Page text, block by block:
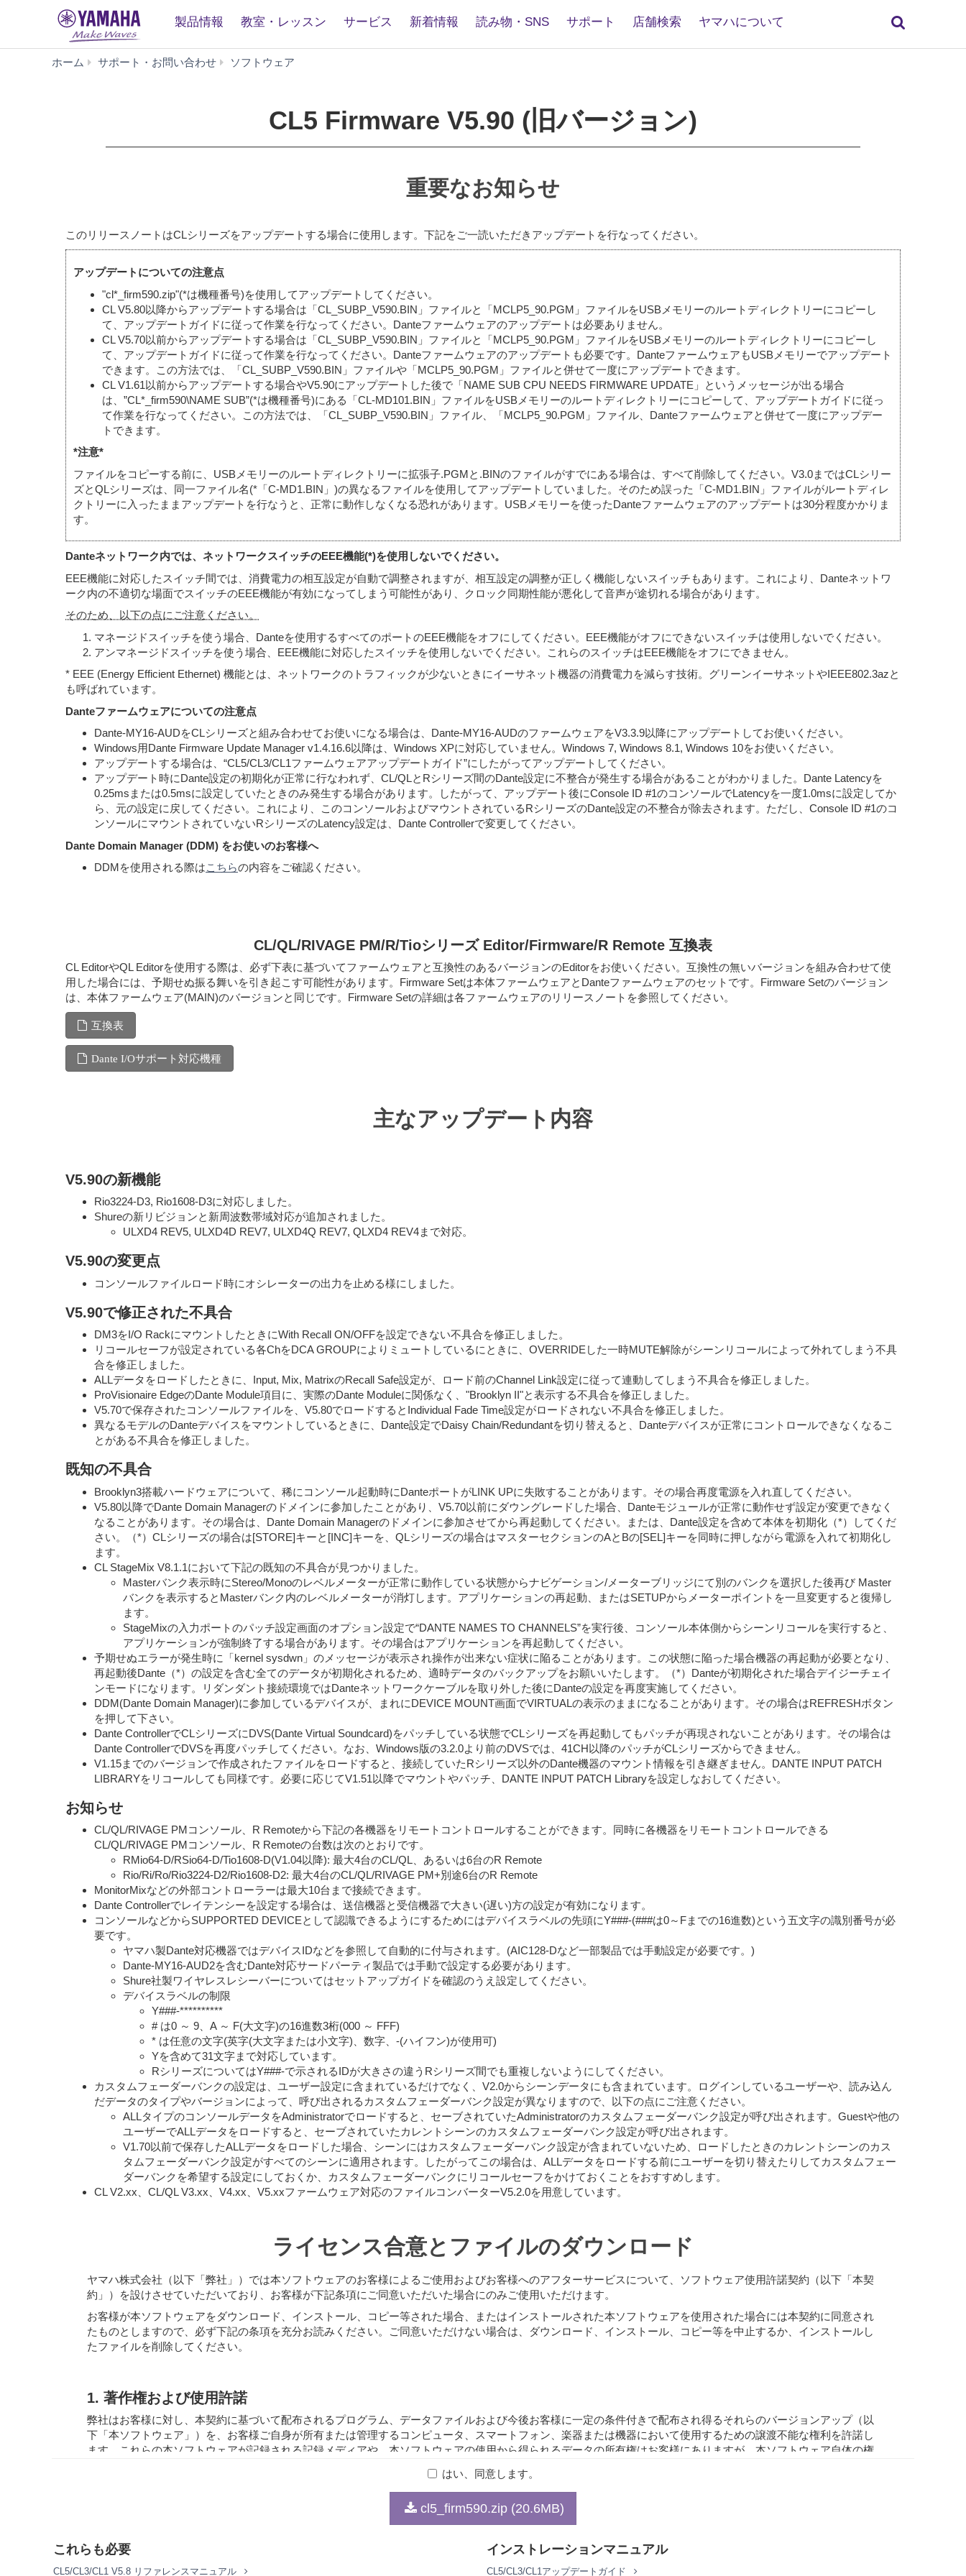
製品情報 教室・レッスン サービス 新着情報 読み物・SNS サポート 店舗検索 ヤマハについて
ホーム サポート・お問い合わせ ソフトウェア
バ
CL5 Firmware V5.90 (旧バージョン)
重要なお知らせ
このリリースノートはCLシリーズをアップデートする場合に使用します。下記をご一読いただきアップデートを行なってください。
アップデートについての注意点
"cl*_firm590.zip"(*は機種番号)を使用してアップデートしてください。
CL V5.80以降からアップデートする場合は「CL_SUBP_V590.BIN」ファイルと「MCLP5_90.PGM」ファイルをUSBメモリーのルートディレクトリーにコピーし
て、アップデートガイドに従って作業を行なってください。Danteファームウェアのアップデートは必要ありません。
CL V5.70以前からアップデートする場合は「CL_SUBP_V590.BIN」ファイルと「MCLP5_90.PGM」ファイルをUSBメモリーのルートディレクトリーにコピーし
て、アップデートガイドに従って作業を行なってください。Danteファームウェアのアップデートも必要です。DanteファームウェアもUSBメモリーでアップデート
できます。この方法では、「CL_SUBP_V590.BIN」ファイルや「MCLP5_90.PGM」ファイルと併せて一度にアップデートできます。
CL V1.61以前からアップデートする場合やV5.90にアップデートした後で「NAME SUB CPU NEEDS FIRMWARE UPDATE」というメッセージが出る場合
は、”CL*_firm590\NAME SUB”(*は機種番号)にある「CL-MD101.BIN」ファイルをUSBメモリーのルートディレクトリーにコピーして、アップデートガイドに従っ
て作業を行なってください。この方法では、「CL_SUBP_V590.BIN」ファイル、「MCLP5_90.PGM」ファイル、Danteファームウェアと併せて一度にアップデー
トできます。
*注意*
ファイルをコピーする前に、USBメモリーのルートディレクトリーに拡張子.PGMと.BINのファイルがすでにある場合は、すべて削除してください。V3.0まではCLシリー
ズとQLシリーズは、同一ファイル名(*「C-MD1.BIN」)の異なるファイルを使用してアップデートしていました。そのため誤った「C-MD1.BIN」ファイルがルートディレ
クトリーに入ったままアップデートを行なうと、正常に動作しなくなる恐れがあります。USBメモリーを使ったDanteファームウェアのアップデートは30分程度かかりま
す。
Danteネットワーク内では、ネットワークスイッチのEEE機能(*)を使用しないでください。
EEE機能に対応したスイッチ間では、消費電力の相互設定が自動で調整されますが、相互設定の調整が正しく機能しないスイッチもあります。これにより、Danteネットワ
ーク内の不適切な場面でスイッチのEEE機能が有効になってしまう可能性があり、クロック同期性能が悪化して音声が途切れる場合があります。
そのため、以下の点にご注意ください。
マネージドスイッチを使う場合、Danteを使用するすべてのポートのEEE機能をオフにしてください。EEE機能がオフにできないスイッチは使用しないでください。
アンマネージドスイッチを使う場合、EEE機能に対応したスイッチを使用しないでください。これらのスイッチはEEE機能をオフにできません。
* EEE (Energy Efficient Ethernet) 機能とは、ネットワークのトラフィックが少ないときにイーサネット機器の消費電力を減らす技術。グリーンイーサネットやIEEE802.3azと
も呼ばれています。
Danteファームウェアについての注意点
Dante-MY16-AUDをCLシリーズと組み合わせてお使いになる場合は、Dante-MY16-AUDのファームウェアをV3.3.9以降にアップデートしてお使いください。
Windows用Dante Firmware Update Manager v1.4.16.6以降は、Windows XPに対応していません。Windows 7, Windows 8.1, Windows 10をお使いください。
アップデートする場合は、“CL5/CL3/CL1ファームウェアアップデートガイド”にしたがってアップデートしてください。
アップデート時にDante設定の初期化が正常に行なわれず、CL/QLとRシリーズ間のDante設定に不整合が発生する場合があることがわかりました。Dante Latencyを
0.25msまたは0.5msに設定していたときのみ発生する場合があります。したがって、アップデート後にConsole ID #1のコンソールでLatencyを一度1.0msに設定してか
ら、元の設定に戻してください。これにより、このコンソールおよびマウントされているRシリーズのDante設定の不整合が除去されます。ただし、Console ID #1のコ
ンソールにマウントされていないRシリーズのLatency設定は、Dante Controllerで変更してください。
Dante Domain Manager (DDM) をお使いのお客様へ
DDMを使用される際はこちらの内容をご確認ください。
CL/QL/RIVAGE PM/R/Tioシリーズ Editor/Firmware/R Remote 互換表
CL EditorやQL Editorを使用する際は、必ず下表に基づいてファームウェアと互換性のあるバージョンのEditorをお使いください。互換性の無いバージョンを組み合わせて使
用した場合には、予期せぬ振る舞いを引き起こす可能性があります。Firmware Setは本体ファームウェアとDanteファームウェアのセットです。Firmware Setのバージョン
は、本体ファームウェア(MAIN)のバージョンと同じです。Firmware Setの詳細は各ファームウェアのリリースノートを参照してください。
互換表
Dante I/Oサポート対応機種
主なアップデート内容
V5.90の新機能
Rio3224-D3, Rio1608-D3に対応しました。
Shureの新リビジョンと新周波数帯域対応が追加されました。
ULXD4 REV5, ULXD4D REV7, ULXD4Q REV7, QLXD4 REV4まで対応。
V5.90の変更点
コンソールファイルロード時にオシレーターの出力を止める様にしました。
V5.90で修正された不具合
DM3をI/O RackにマウントしたときにWith Recall ON/OFFを設定できない不具合を修正しました。
リコールセーフが設定されている各ChをDCA GROUPによりミュートしているにときに、OVERRIDEした一時MUTE解除がシーンリコールによって外れてしまう不具
合を修正しました。
ALLデータをロードしたときに、Input, Mix, MatrixのRecall Safe設定が、ロード前のChannel Link設定に従って連動してしまう不具合を修正しました。
ProVisionaire EdgeのDante Module項目に、実際のDante Moduleに関係なく、"Brooklyn II"と表示する不具合を修正しました。
V5.70で保存されたコンソールファイルを、V5.80でロードするとIndividual Fade Time設定がロードされない不具合を修正しました。
異なるモデルのDanteデバイスをマウントしているときに、Dante設定でDaisy Chain/Redundantを切り替えると、Danteデバイスが正常にコントロールできなくなるこ
とがある不具合を修正しました。
既知の不具合
Brooklyn3搭載ハードウェアについて、稀にコンソール起動時にDanteポートがLINK UPに失敗することがあります。その場合再度電源を入れ直してください。
V5.80以降でDante Domain Managerのドメインに参加したことがあり、V5.70以前にダウングレードした場合、Danteモジュールが正常に動作せず設定が変更できなく
なることがあります。その場合は、Dante Domain Managerのドメインに参加させてから再起動してください。または、Dante設定を含めて本体を初期化（*）してくだ
さい。（*）CLシリーズの場合は[STORE]キーと[INC]キーを、QLシリーズの場合はマスターセクションのAとBの[SEL]キーを同時に押しながら電源を入れて初期化し
ます。
CL StageMix V8.1.1において下記の既知の不具合が見つかりました。
Masterバンク表示時にStereo/Monoのレベルメーターが正常に動作している状態からナビゲーション/メーターブリッジにて別のバンクを選択した後再び Master
バンクを表示するとMasterバンク内のレベルメーターが消灯します。アプリケーションの再起動、またはSETUPからメーターポイントを一旦変更すると復帰し
ます。
StageMixの入力ポートのパッチ設定画面のオプション設定で“DANTE NAMES TO CHANNELS”を実行後、コンソール本体側からシーンリコールを実行すると、
アプリケーションが強制終了する場合があります。その場合はアプリケーションを再起動してください。
予期せぬエラーが発生時に「kernel sysdwn」のメッセージが表示され操作が出来ない症状に陥ることがあります。この状態に陥った場合機器の再起動が必要となり、
再起動後Dante（*）の設定を含む全てのデータが初期化されるため、適時データのバックアップをお願いいたします。（*）Danteが初期化された場合デイジーチェイ
ンモードになります。リダンダント接続環境ではDanteネットワークケーブルを取り外した後にDanteの設定を再度実施してください。
DDM(Dante Domain Manager)に参加しているデバイスが、まれにDEVICE MOUNT画面でVIRTUALの表示のままになることがあります。その場合はREFRESHボタン
を押して下さい。
Dante ControllerでCLシリーズにDVS(Dante Virtual Soundcard)をパッチしている状態でCLシリーズを再起動してもパッチが再現されないことがあります。その場合は
Dante ControllerでDVSを再度パッチしてください。なお、Windows版の3.2.0より前のDVSでは、41CH以降のパッチがCLシリーズからできません。
V1.15までのバージョンで作成されたファイルをロードすると、接続していたRシリーズ以外のDante機器のマウント情報を引き継ぎません。DANTE INPUT PATCH
LIBRARYをリコールしても同様です。必要に応じてV1.51以降でマウントやパッチ、DANTE INPUT PATCH Libraryを設定しなおしてください。
お知らせ
CL/QL/RIVAGE PMコンソール、R Remoteから下記の各機器をリモートコントロールすることができます。同時に各機器をリモートコントロールできる
CL/QL/RIVAGE PMコンソール、R Remoteの台数は次のとおりです。
RMio64-D/RSio64-D/Tio1608-D(V1.04以降): 最大4台のCL/QL、あるいは6台のR Remote
Rio/Ri/Ro/Rio3224-D2/Rio1608-D2: 最大4台のCL/QL/RIVAGE PM+別途6台のR Remote
MonitorMixなどの外部コントローラーは最大10台まで接続できます。
Dante Controllerでレイテンシーを設定する場合は、送信機器と受信機器で大きい(遅い)方の設定が有効になります。
コンソールなどからSUPPORTED DEVICEとして認識できるようにするためにはデバイスラベルの先頭にY###-(###は0～Fまでの16進数)という五文字の識別番号が必
要です。
ヤマハ製Dante対応機器ではデバイスIDなどを参照して自動的に付与されます。(AIC128-Dなど一部製品では手動設定が必要です。)
Dante-MY16-AUD2を含むDante対応サードパーティ製品では手動で設定する必要があります。
Shure社製ワイヤレスレシーバーについてはセットアップガイドを確認のうえ設定してください。
デバイスラベルの制限
Y###-**********
# は0 ～ 9、A ～ F(大文字)の16進数3桁(000 ～ FFF)
* は任意の文字(英字(大文字または小文字)、数字、-(ハイフン)が使用可)
Yを含めて31文字まで対応しています。
RシリーズについてはY###-で示されるIDが大きさの違うRシリーズ間でも重複しないようにしてください。
カスタムフェーダーバンクの設定は、ユーザー設定に含まれているだけでなく、V2.0からシーンデータにも含まれています。ログインしているユーザーや、読み込ん
だデータのタイプやバージョンによって、呼び出されるカスタムフェーダーバンク設定が異なりますので、以下の点にご注意ください。
ALLタイプのコンソールデータをAdministratorでロードすると、セーブされていたAdministratorのカスタムフェーダーバンク設定が呼び出されます。Guestや他の
ユーザーでALLデータをロードすると、セーブされていたカレントシーンのカスタムフェーダーバンク設定が呼び出されます。
V1.70以前で保存したALLデータをロードした場合、シーンにはカスタムフェーダーバンク設定が含まれていないため、ロードしたときのカレントシーンのカス
タムフェーダーバンク設定がすべてのシーンに適用されます。したがってこの場合は、ALLデータをロードする前にユーザーを切り替えたりしてカスタムフェー
ダーバンクを希望する設定にしておくか、カスタムフェーダーバンクにリコールセーフをかけておくことをおすすめします。
CL V2.xx、CL/QL V3.xx、V4.xx、V5.xxファームウェア対応のファイルコンバーターV5.2.0を用意しています。
ライセンス合意とファイルのダウンロード
ヤマハ株式会社（以下「弊社」）では本ソフトウェアのお客様によるご使用およびお客様へのアフターサービスについて、ソフトウェア使用許諾契約（以下「本契
約」）を設けさせていただいており、お客様が下記条項にご同意いただいた場合にのみご使用いただけます。
お客様が本ソフトウェアをダウンロード、インストール、コピー等された場合、またはインストールされた本ソフトウェアを使用された場合には本契約に同意され
たものとしますので、必ず下記の条項を充分お読みください。ご同意いただけない場合は、ダウンロード、インストール、コピー等を中止するか、インストールし
たファイルを削除してください。
1. 著作権および使用許諾
弊社はお客様に対し、本契約に基づいて配布されるプログラム、データファイルおよび今後お客様に一定の条件付きで配布され得るそれらのバージョンアップ（以
下「本ソフトウェア」）を、お客様ご自身が所有または管理するコンピュータ、スマートフォン、楽器または機器において使用するための譲渡不能な権利を許諾し
ます。これらの本ソフトウェアが記録される記録メディアや、本ソフトウェアの使用から得られるデータの所有権はお客様にありますが、本ソフトウェア自体の権
お客様は、本ソフトウェアの利用にあたり、以下の行為を行なってはなりません。
法その他適用される法令により明示的に許可されている場合を除く)。
本ソフトウェアの全体または一部を複製、修正、改変、賃貸、リース、転売、頒布または本ソフトウェアの内容に基づいて二次的著作物をつくること。
はい、同意します。
cl5_firm590.zip (20.6MB)
これらも必要
CL5/CL3/CL1 V5.8 リファレンスマニュアル
インストレーションマニュアル
CL5/CL3/CL1アップデートガイド